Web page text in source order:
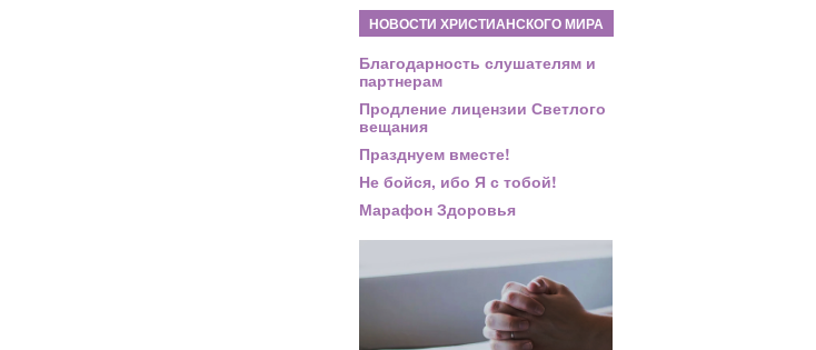
НОВОСТИ ХРИСТИАНСКОГО МИРА
Благодарность слушателям и
партнерам
Продление лицензии Светлого
вещания
Празднуем вместе!
Не бойся, ибо Я с тобой!
Марафон Здоровья